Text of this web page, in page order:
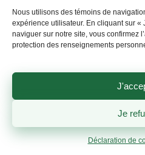
Nous utilisons des témoins de
expérience utilisateur. En cliquant sur «
naviguer sur notre site, vous confirmez
protection des renseignements
Je
Déclaration de